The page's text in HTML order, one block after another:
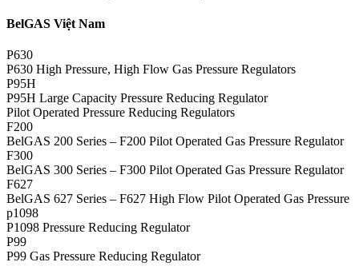
BelGAS Việt Nam
P630
P630 High Pressure, High Flow Gas Pressure Regulators
P95H
P95H Large Capacity Pressure Reducing Regulator
Pilot Operated Pressure Reducing Regulators
F200
BelGAS 200 Series – F200 Pilot Operated Gas Pressure Regulator
F300
BelGAS 300 Series – F300 Pilot Operated Gas Pressure Regulator
F627
BelGAS 627 Series – F627 High Flow Pilot Operated Gas Pressure
p1098
P1098 Pressure Reducing Regulator
P99
P99 Gas Pressure Reducing Regulator